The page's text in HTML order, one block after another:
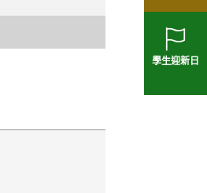
學生迎新日